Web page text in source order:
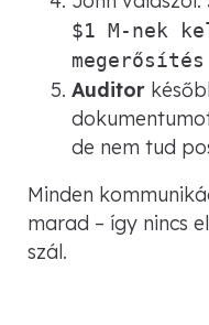
$1 M‑nek
Auditor
de nem tud
Minden
marad – így nincs
szál.